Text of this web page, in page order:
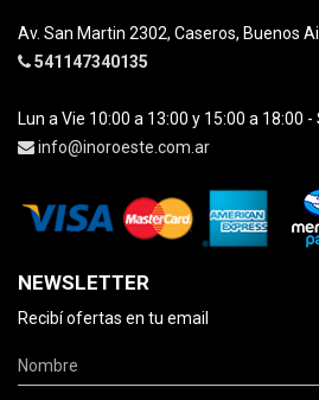
Av. San Martin 2302, Caseros, Buenos
541147340135
Lun a Vie 10:00 a 13:00 y 15:00 a 18:00
info@inoroeste.com.ar
NEWSLETTER
Recibí ofertas en tu email